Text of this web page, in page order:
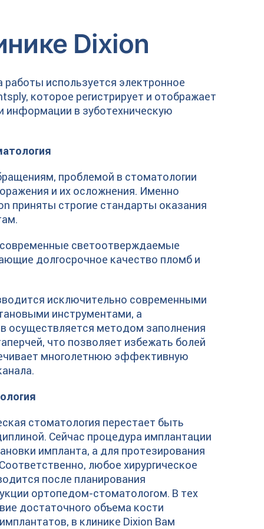
Dixion
работы используется электронное
которое регистрирует и отображает
информации в зуботехническую
проблемой в стоматологии
и их осложнения. Именно
приняты строгие стандарты оказания
светоотверждаемые
долгосрочное качество пломб и
исключительно современными
инструментами, а
осуществляется методом заполнения
что позволяет избежать болей
многолетнюю эффективную
стоматология перестает быть
Сейчас процедура имплантации
импланта, а для протезирования
любое хирургическое
после планирования
ортопедом-стоматологом. В тех
достаточного объема кости
в клинике Dixion Вам